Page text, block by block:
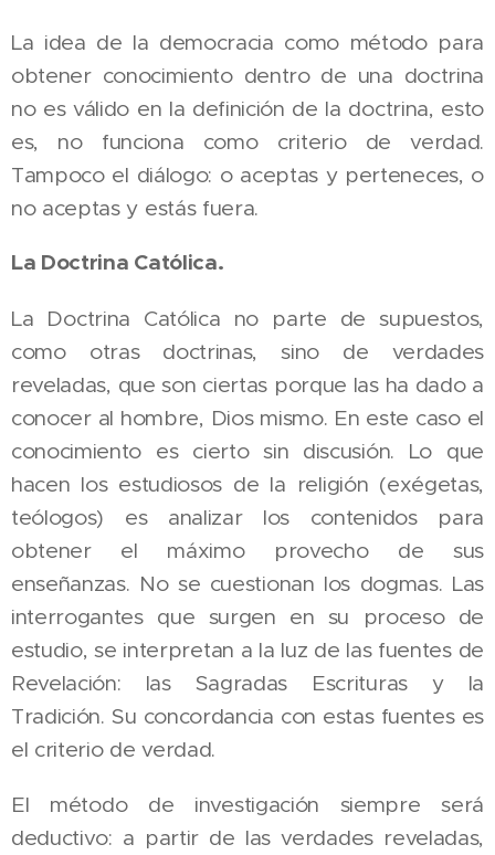
La idea de la democracia como método para
obtener conocimiento dentro de una doctrina
no es válido en la definición de la doctrina, esto
es, no funciona como criterio de verdad.
Tampoco el diálogo: o aceptas y perteneces, o
no aceptas y estás fuera.
La Doctrina Católica.
La Doctrina Católica no parte de supuestos,
como otras doctrinas, sino de verdades
reveladas, que son ciertas porque las ha dado a
conocer al hombre, Dios mismo. En este caso el
conocimiento es cierto sin discusión. Lo que
hacen los estudiosos de la religión (exégetas,
teólogos) es analizar los contenidos para
obtener el máximo provecho de sus
enseñanzas. No se cuestionan los dogmas. Las
interrogantes que surgen en su proceso de
estudio, se interpretan a la luz de las fuentes de
Revelación: las Sagradas Escrituras y la
Tradición. Su concordancia con estas fuentes es
el criterio de verdad.
El método de investigación siempre será
deductivo: a partir de las verdades reveladas,